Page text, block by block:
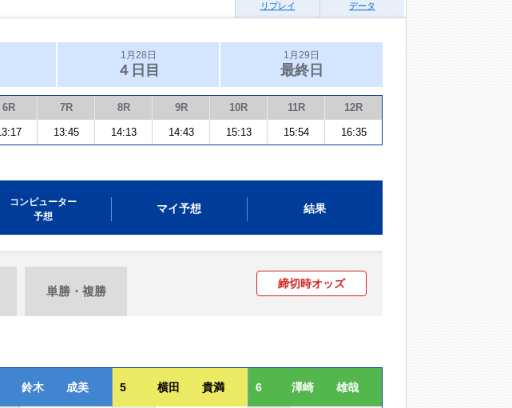
リプレイ
データ
1月28日
４日目
1月29日
最終日
6R 7R 8R 9R 10R 11R 12R
13:45 14:13 14:43 15:13 15:54 16:35
コンピューター
予想
マイ予想 結果
単勝・複勝
締切時オッズ
鈴木 成美 5 横田 貴満 6 澤崎 雄哉